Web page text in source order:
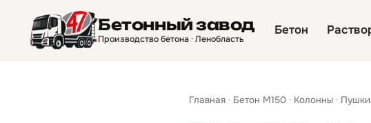
Бетонный завод
Производство бетона · Ленобласть
Бетон
Главная · Бетон М150 · Колонны ·